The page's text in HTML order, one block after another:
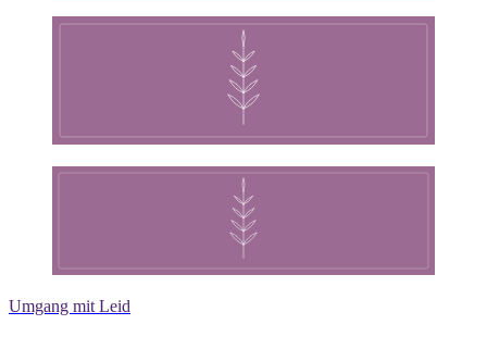
Umgang mit Leid